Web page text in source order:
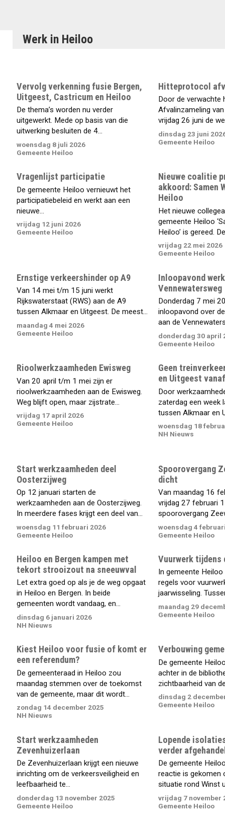
Werk in Heiloo
Vervolg verkenning fusie Bergen,
Uitgeest, Castricum en Heiloo
De thema’s worden nu verder
uitgewerkt. Mede op basis van die
uitwerking besluiten de 4...
woensdag 8 juli 2026
Gemeente Heiloo
Hitteprotocol
Door de verwachte
Afvalinzameling
vrijdag 26 juni de
dinsdag 23 juni
Gemeente Heiloo
Vragenlijst participatie
De gemeente Heiloo vernieuwt het
participatiebeleid en werkt aan een
nieuwe...
vrijdag 12 juni 2026
Gemeente Heiloo
Nieuwe coalitie
akkoord: Samen
Heiloo
Het nieuwe
gemeente Heiloo
Heiloo’ is gereed.
vrijdag 22 mei 2026
Gemeente Heiloo
Ernstige verkeershinder op A9
Van 14 mei t/m 15 juni werkt
Rijkswaterstaat (RWS) aan de A9
tussen Alkmaar en Uitgeest. De meest...
maandag 4 mei 2026
Gemeente Heiloo
Inloopavond
Vennewatersweg
Donderdag 7 mei
inloopavond over
aan de
donderdag 30 april
Gemeente Heiloo
Rioolwerkzaamheden Ewisweg
Van 20 april t/m 1 mei zijn er
rioolwerkzaamheden aan de Ewisweg.
Weg blijft open, maar zijstrate...
vrijdag 17 april 2026
Gemeente Heiloo
Geen
en Uitgeest
Door
zaterdag een week
tussen Alkmaar en
woensdag 18
NH Nieuws
Start werkzaamheden deel
Oosterzijweg
Op 12 januari starten de
werkzaamheden aan de Oosterzijweg.
In meerdere fases krijgt een deel van...
woensdag 11 februari 2026
Gemeente Heiloo
Spoorovergang
dicht
Van maandag 16
vrijdag 27 februari
spoorovergang
woensdag 4
Gemeente Heiloo
Heiloo en Bergen kampen met
tekort strooizout na sneeuwval
Let extra goed op als je de weg opgaat
in Heiloo en Bergen. In beide
gemeenten wordt vandaag, en...
dinsdag 6 januari 2026
NH Nieuws
Vuurwerk tijdens
In gemeente
regels voor
jaarwisseling.
maandag 29
Gemeente Heiloo
Kiest Heiloo voor fusie of komt er
een referendum?
De gemeenteraad in Heiloo zou
maandag stemmen over de toekomst
van de gemeente, maar dit wordt...
zondag 14 december 2025
NH Nieuws
Verbouwing
De gemeente
achter in de
zichtbaarheid van
dinsdag 2
Gemeente Heiloo
Start werkzaamheden
Zevenhuizerlaan
De Zevenhuizerlaan krijgt een nieuwe
inrichting om de verkeersveiligheid en
leefbaarheid te...
donderdag 13 november 2025
Gemeente Heiloo
Lopende
verder
De gemeente
reactie is gekomen
situatie rond Winst
vrijdag 7 november
Gemeente Heiloo